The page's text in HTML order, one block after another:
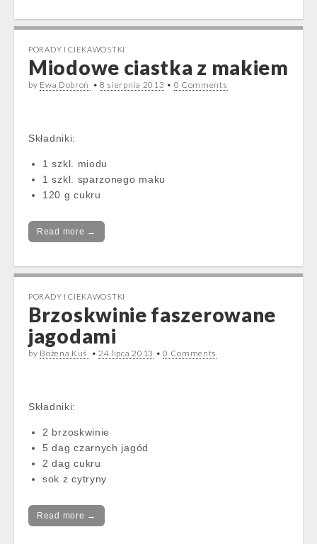
PORADY I CIEKAWOSTKI
Miodowe ciastka z makiem
by Ewa Dobroń • 8 sierpnia 2013 • 0 Comments
Składniki:
1 szkl. miodu
1 szkl. sparzonego maku
120 g cukru
Read more →
PORADY I CIEKAWOSTKI
Brzoskwinie faszerowane
jagodami
by Bożena Kuś • 24 lipca 2013 •0 Comments
Składniki:
2 brzoskwinie
5 dag czarnych jagód
2 dag cukru
sok z cytryny
Read more →